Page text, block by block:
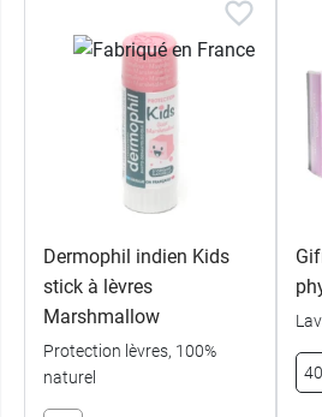
Dermophil indien Kids
stick à lèvres
Marshmallow
Protection lèvres, 100%
naturel